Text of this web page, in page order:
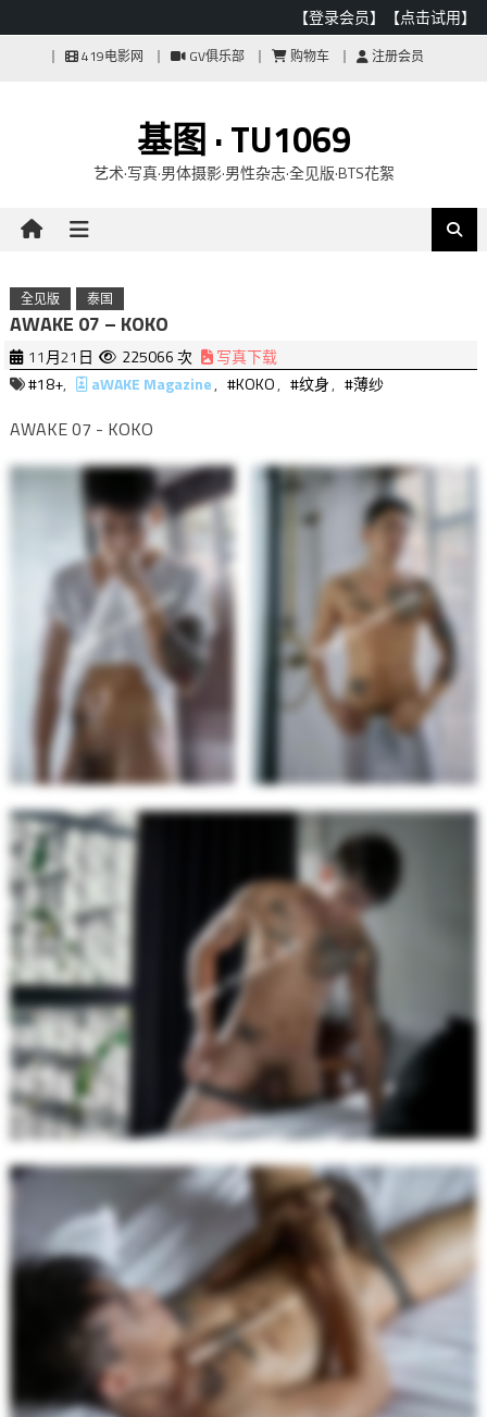
【登录会员】 【点击试用】
419电影网 GV俱乐部 购物车 注册会员
基图 · TU1069
艺术·写真·男体摄影·男性杂志·全见版·BTS花絮
全见版 泰国
AWAKE 07 – KOKO
11月21日 225066 次
写真下载
#18+, aWAKE Magazine, #KOKO, #纹身, #薄纱
AWAKE 07 - KOKO